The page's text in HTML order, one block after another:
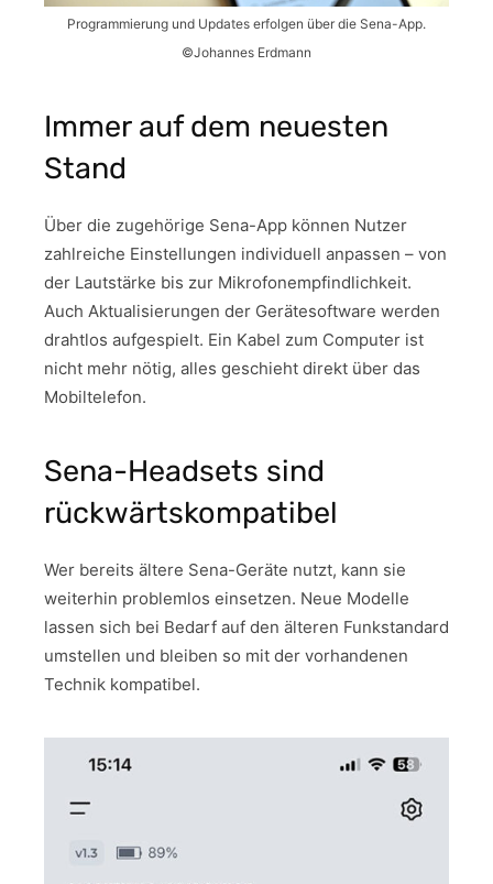
Programmierung und Updates erfolgen über die Sena-App.
©Johannes Erdmann
Immer auf dem neuesten
Stand
Über die zugehörige Sena-App können Nutzer
zahlreiche Einstellungen individuell anpassen – von
der Lautstärke bis zur Mikrofonempfindlichkeit.
Auch Aktualisierungen der Gerätesoftware werden
drahtlos aufgespielt. Ein Kabel zum Computer ist
nicht mehr nötig, alles geschieht direkt über das
Mobiltelefon.
Sena-Headsets sind
rückwärtskompatibel
Wer bereits ältere Sena-Geräte nutzt, kann sie
weiterhin problemlos einsetzen. Neue Modelle
lassen sich bei Bedarf auf den älteren Funkstandard
umstellen und bleiben so mit der vorhandenen
Technik kompatibel.